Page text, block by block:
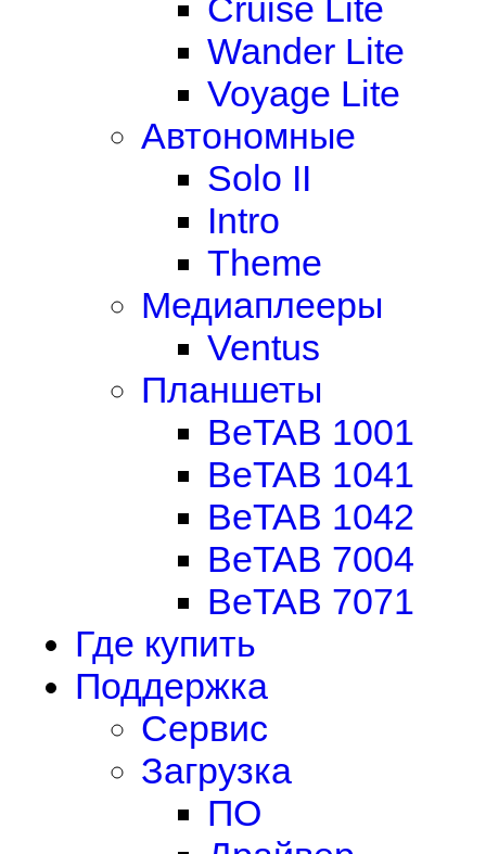
Cruise Lite
Wander Lite
Voyage Lite
Автономные
Solo II
Intro
Theme
Медиаплееры
Ventus
Планшеты
BeTAB 1001
BeTAB 1041
BeTAB 1042
BeTAB 7004
BeTAB 7071
Где купить
Поддержка
Сервис
Загрузка
ПО